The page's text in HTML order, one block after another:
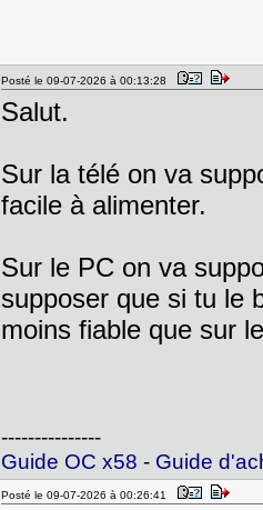
Posté le 09-07-2026 à 00:13:28
Salut.
Sur la télé on va
facile à alimenter.
Sur le PC on va
supposer que si tu le
moins fiable que sur
---------------
Guide OC x58 - Guide
Posté le 09-07-2026 à 00:26:41